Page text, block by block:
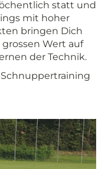
statt und
mit hoher
bringen Dich
Wert auf
der Technik.